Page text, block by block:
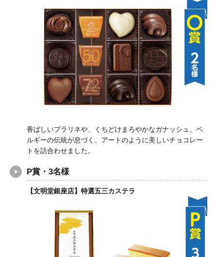
香ばしいプラリネや、くちどけまろやかなガナッシュ、ベ
ルギーの伝統が息づく、アートのように美しいチョコレー
トを詰合わせました。
P賞・3名様
【文明堂銀座店】特選五三カステラ